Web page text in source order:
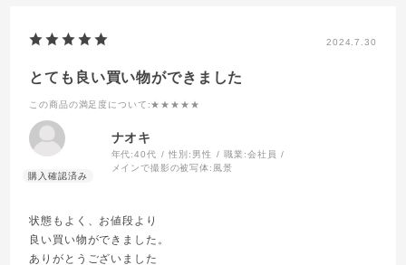
2024.7.30
とても良い買い物ができました
この商品の満足度について :★★★★★
ナオキ
年代:40代 性別: 男性 職業:会社員
メインで撮影の被写体: 風景
状態もよく、お値段より
良い買い物ができました。
ありがとうございました